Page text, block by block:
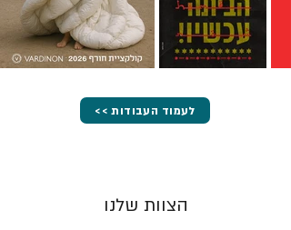
<< לעמוד העבודות
הצוות שלנו